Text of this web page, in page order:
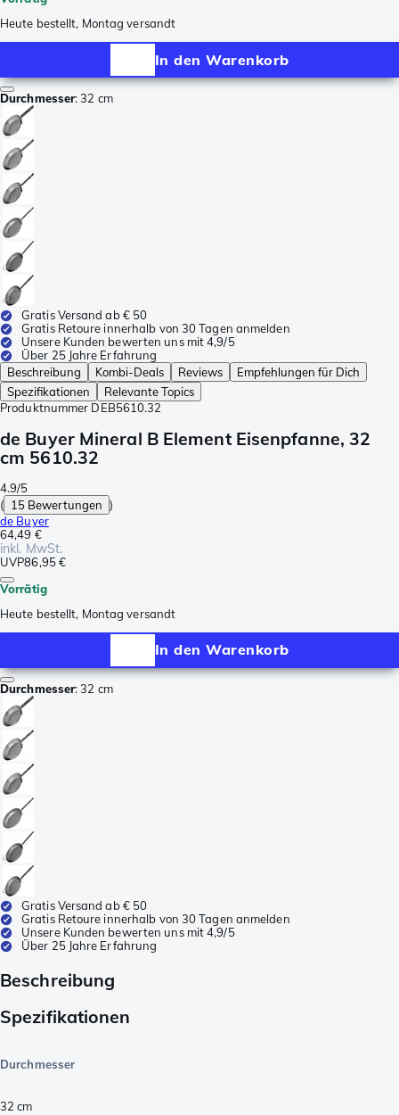
Heute bestellt, Montag versandt
In den Warenkorb
Durchmesser:32 cm
Gratis Versand ab € 50
Gratis Retoure innerhalb von 30 Tagen anmelden
Unsere Kunden bewerten uns mit 4,9/5
Über 25 Jahre Erfahrung
Beschreibung
Kombi-Deals Reviews
Empfehlungen für Dich
Spezifikationen
Relevante Topics
Produktnummer DEB5610.32
de Buyer Mineral B Element Eisenpfanne, 32
cm 5610.32
4.9/5
( 15 Bewertungen )
de Buyer
64,49 €
inkl. MwSt.
UVP86,95 €
Vorrätig
Heute bestellt, Montag versandt
In den Warenkorb
Durchmesser:32 cm
Gratis Versand ab € 50
Gratis Retoure innerhalb von 30 Tagen anmelden
Unsere Kunden bewerten uns mit 4,9/5
Über 25 Jahre Erfahrung
Beschreibung
Spezifikationen
Durchmesser
32 cm